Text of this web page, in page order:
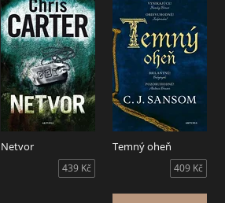
Netvor
439 Kč
Temný oheň
409 Kč